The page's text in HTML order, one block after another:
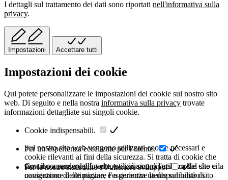
I dettagli sul trattamento dei dati sono riportati nell'informativa sulla
privacy.
Impostazioni Accettare tutti
Impostazioni dei cookie
Qui potete personalizzare le impostazioni dei cookie sul nostro sito
web. Di seguito e nella nostra informativa sulla privacy trovate
informazioni dettagliate sui singoli cookie.
Cookie indispensabili.
Sul nostro sito web vengono utilizzati cookie necessari e
cookie rilevanti ai fini della sicurezza. Si tratta di cookie che
servono a rendere più veloce o più sicuro l'utilizzo del sito e la
navigazione delle pagine, e a garantire la disponibilità di
Per un’esperienza eccellente per l’utente.
Con il consenso dell'utente, utilizziamo diversi cookie che ci
consentono di ottimizzare l'esperienza utente sul nostro sito
Per le nostre statistiche e l’ulteriore sviluppo.